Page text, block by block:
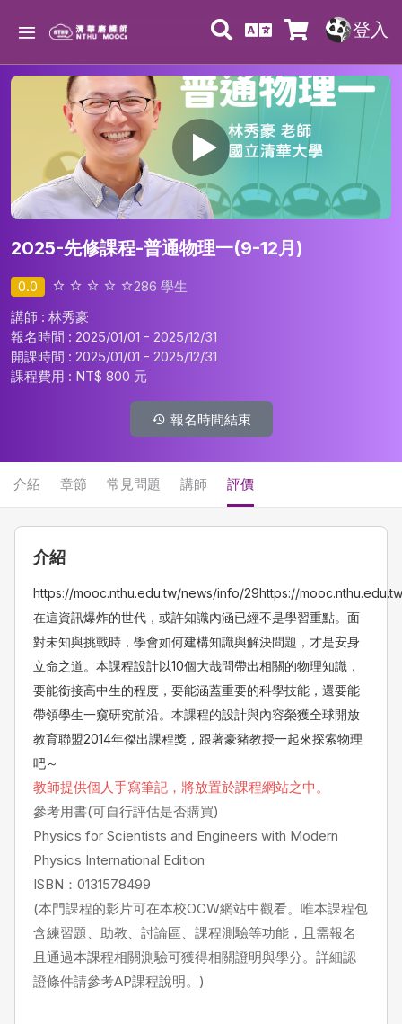
登入
2025-先修課程-普通物理一(9-12月)
0.0 286 學生
講師 : 林秀豪
報名時間 : 2025/01/01 - 2025/12/31
開課時間 : 2025/01/01 - 2025/12/31
課程費用 : NT$ 800 元
報名時間結束
介紹 章節 常見問題 講師 評價
介紹
https://mooc.nthu.edu.tw/news/info/29https://
在這資訊爆炸的世代，或許知識內涵已經不是學習重點。面
對未知與挑戰時，學會如何建構知識與解決問題，才是安身
立命之道。本課程設計以10個大哉問帶出相關的物理知識，
要能銜接高中生的程度，要能涵蓋重要的科學技能，還要能
帶領學生一窺研究前沿。本課程的設計與內容榮獲全球開放
教育聯盟2014年傑出課程獎，跟著豪豬教授一起來探索物理
吧～
教師提供個人手寫筆記，將放置於課程網站之中。
參考用書(可自行評估是否購買)
Physics for Scientists and Engineers with Modern
Physics International Edition
ISBN：0131578499
(本門課程的影片可在本校OCW網站中觀看。唯本課程包
含練習題、助教、討論區、課程測驗等功能，且需報名
且通過本課程相關測驗可獲得相關證明與學分。詳細認
證條件請參考AP課程說明。)